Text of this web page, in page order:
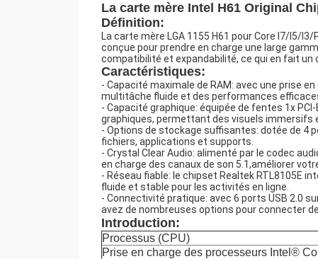
La carte mère Intel H61 Original
Définition:
La carte mère LGA 1155 H61 pour Core I7/I5/
conçue pour prendre en charge une large
compatibilité et expandabilité, ce qui en fait un
Caractéristiques:
- Capacité maximale de RAM: avec une prise
multitâche fluide et des performances
- Capacité graphique: équipée de fentes 1x
graphiques, permettant des visuels immersifs
- Options de stockage suffisantes: dotée de 4
fichiers, applications et supports.
- Crystal Clear Audio: alimenté par le codec
en charge des canaux de son 5.1,améliorer
- Réseau fiable: le chipset Realtek RTL8105E
fluide et stable pour les activités en ligne.
- Connectivité pratique: avec 6 ports USB 2.0
avez de nombreuses options pour connecter
Introduction:
Processus (CPU)
Prise en charge des processeurs Intel®